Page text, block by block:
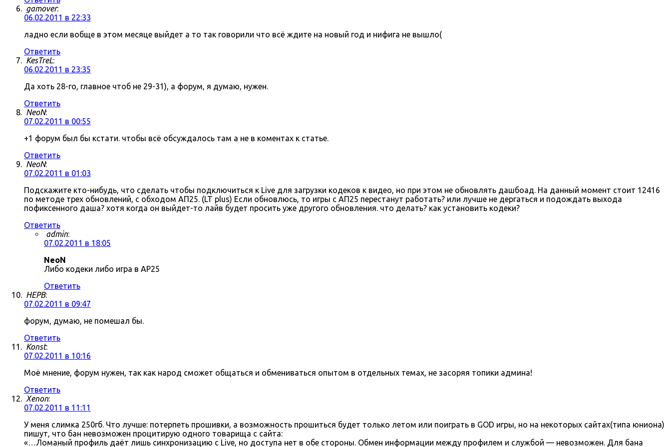
gamover:
06.02.2011 в 22:33
ладно если вобще в этом месяце выйдет а то так говорили что всё ждите на новый год и нифига не вышло(
Ответить
KesTreL:
06.02.2011 в 23:35
Да хоть 28-го, главное чтоб не 29-31), а форум, я думаю, нужен.
Ответить
NeoN:
07.02.2011 в 00:55
+1 форум был бы кстати. чтобы всё обсуждалось там а не в коментах к статье.
Ответить
NeoN:
07.02.2011 в 01:03
Подскажите кто-нибудь, что сделать чтобы подключиться к Live для загрузки кодеков к видео, но при этом не обновлять дашбоад. На данный момент стоит 12416
по методе трех обновлений, с обходом АП25. (LT plus) Если обновлюсь, то игры с АП25 перестанут работать? или лучше не дергаться и подождать выхода
пофиксенного даша? хотя когда он выйдет-то лайв будет просить уже другого обновления. что делать? как установить кодеки?
Ответить
admin:
07.02.2011 в 18:05
NeoN
Либо кодеки либо игра в AP25
Ответить
HEPB:
07.02.2011 в 09:47
форум, думаю, не помешал бы.
Ответить
Konst:
07.02.2011 в 10:16
Моё мнение, форум нужен, так как народ сможет общаться и обмениваться опытом в отдельных темах, не засоряя топики админа!
Ответить
Xenon:
07.02.2011 в 11:11
У меня слимка 250гб. Что лучше: потерпеть прошивки, а возможность прошиться будет только летом или поиграть в GOD игры, но на некоторых сайтах(типа юниона)
пишут, что бан невозможен процитирую одного товарища с сайта:
«…Ломаный профиль даёт лишь синхронизацию с Live, но доступа нет в обе стороны. Обмен информации между профилем и службой — невозможен. Для бана